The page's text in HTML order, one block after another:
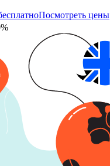
Посмотреть цены